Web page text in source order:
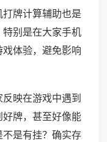
牌计算辅助也是
别是在大家手机
体验，避免影响
映在游戏中遇到
牌，甚至好像能
是有挂？确实存